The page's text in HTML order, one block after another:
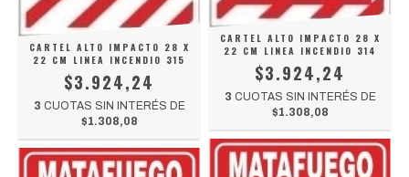
CARTEL ALTO IMPACTO 28 X
22 CM LINEA INCENDIO 315
$3.924,24
3 CUOTAS SIN INTERÉS DE
$1.308,08
CARTEL ALTO IMPACTO 28 X
22 CM LINEA INCENDIO 314
$3.924,24
3 CUOTAS SIN INTERÉS DE
$1.308,08